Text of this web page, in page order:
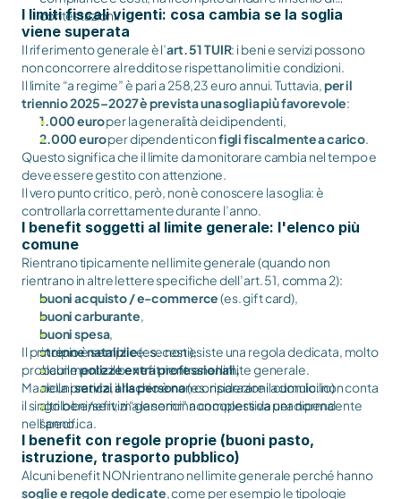
contestazioni.
I limiti fiscali vigenti: cosa cambia se la soglia
viene superata
Il riferimento generale è l’art. 51 TUIR: i beni e servizi possono
non concorrere al reddito se rispettano limiti e condizioni.
Il limite “a regime” è pari a 258,23 euro annui. Tuttavia,per il
triennio 2025–2027 è prevista una soglia più favorevole:
1.000 europer la generalità dei dipendenti,
2.000 europer dipendenti configli fiscalmente a carico.
Questo significa che il limite da monitorare cambia nel tempo e
deve essere gestito con attenzione.
Il vero punto critico, però, non è conoscere la soglia: è
controllarla correttamente durante l’anno.
I benefit soggetti al limite generale: l'elenco più
comune
Rientrano tipicamente nel limite generale (quando non
rientrano in altre lettere specifiche dell’art. 51, comma 2):
buoni acquisto / e-commerce(es. gift card),
buoni carburante,
buoni spesa,
strenne natalizie(es. cesti),
alcunepolizze extra professionali,
alcuniservizi alla persona(es. riparazioni a domicilio)
altri beni/servizi “generici” non coperti da una norma
specifica.
Il principio è semplice: se non esiste una regola dedicata, molto
probabilmente il benefit rientra nel limite generale.
Ma nella pratica, il rischio è non considerare il cumulo: non conta
il singolo benefit, ma la somma complessiva per dipendente
nell’anno.
I benefit con regole proprie (buoni pasto,
istruzione, trasporto pubblico)
Alcuni benefit NON rientrano nel limite generale perché hanno
soglie e regole dedicate, come per esempio le tipologie